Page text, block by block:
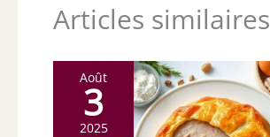
Articles similaires
Août
3
2025